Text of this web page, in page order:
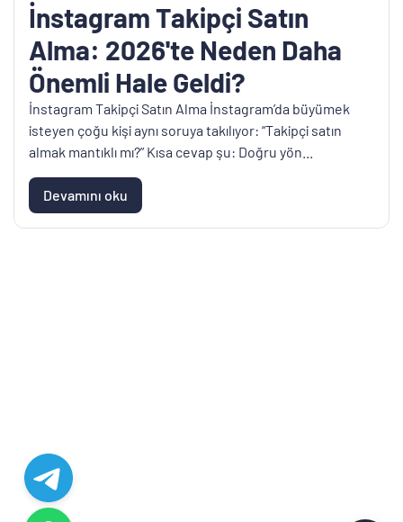
İnstagram Takipçi Satın
Alma: 2026'te Neden Daha
Önemli Hale Geldi?
İnstagram Takipçi Satın Alma İnstagram’da büyümek
isteyen çoğu kişi aynı soruya takılıyor: “Takipçi satın
almak mantıklı mı?” Kısa cevap şu: Doğru yön...
Devamını oku